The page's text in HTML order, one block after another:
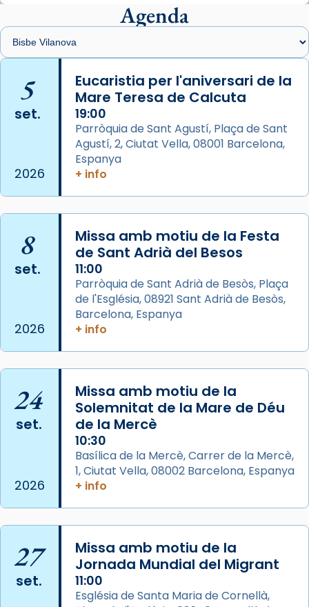
presidit aquest 27 de juliol la missa de Les
Santes de Mataró.
🔗
📸 J. Merino
Photo
View on Facebook ·
Arquebisbat de Barcelona
de Barcelona.
2 weeks ago
comitè organitzador de la visita apostòlica
del Sant Pare Lleó XIV a Barcelona, i als
col·laboradors, a la Catedral de Barcelona.
L’arquebisbe de Barcelona, el cardenal Joan
Josep Omella, ha presidit la missa i l’ha
concelebrat el bisbe auxiliar de Barcelona,
Mons. David Abadías.
📸 Dr. G. Simón
Photo
View on Facebook · Share
Arquebisbat de Barcelona
2 weeks ago
Memòria de les santes Juliana i
Semproniana, verges i màrtirs.
partir de l’Edat Mitjana sorgeix la tradició
que les santes Juliana (“relatiu a Júlia”) i
Semproniana (“relatiu a Semprònia =
eterna”) són deixebles seves. I l’any 1667, el
Agenda
5
set.
2026
Eucaristia per l'aniversari de la
Mare Teresa de Calcuta
19:00
Parròquia de Sant Agustí, Plaça de Sant
Agustí, 2, Ciutat Vella, 08001 Barcelona,
Espanya
+ info
8
set.
2026
Missa amb motiu de la Festa
de Sant Adrià del Besos
11:00
Parròquia de Sant Adrià de Besòs, Plaça
de l'Església, 08921 Sant Adrià de Besòs,
Barcelona, Espanya
+ info
24
set.
2026
Missa amb motiu de la
Solemnitat de la Mare de Déu
de la Mercè
10:30
Basílica de la Mercè, Carrer de la Mercè,
1, Ciutat Vella, 08002 Barcelona, Espanya
+ info
27
set.
Missa amb motiu de la
Jornada Mundial del Migrant
11:00
Església de Santa Maria de Cornellà,